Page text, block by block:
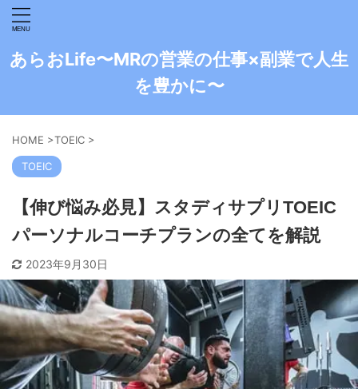
あらおLife〜MRの営業の仕事×副業で人生
を豊かに〜
HOME >TOEIC >
TOEIC
【伸び悩み必見】スタディサプリTOEIC
パーソナルコーチプランの全てを解説
2023年9月30日